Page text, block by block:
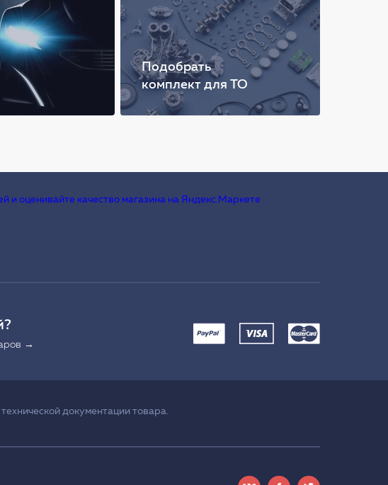
Подобрать
комплект для ТО
→
документации товара.